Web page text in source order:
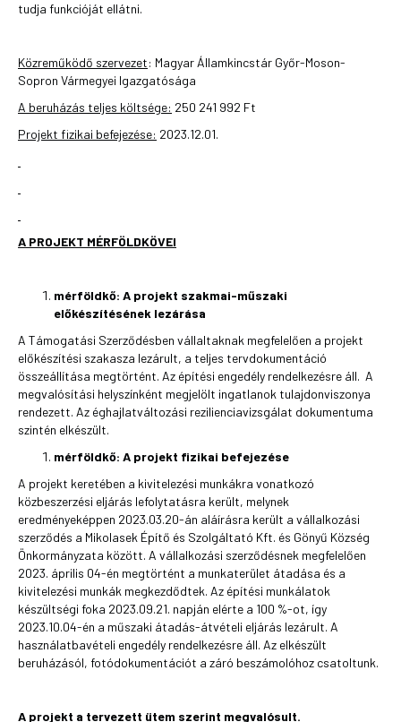
tudja funkcióját ellátni.
Közreműködő szervezet: Magyar Államkincstár Győr-Moson-
Sopron Vármegyei Igazgatósága
A beruházás teljes költsége: 250 241 992 Ft
Projekt fizikai befejezése: 2023.12.01.
A PROJEKT MÉRFÖLDKÖVEI
mérföldkő: A projekt szakmai-műszaki
előkészítésének lezárása
A Támogatási Szerződésben vállaltaknak megfelelően a projekt
előkészítési szakasza lezárult, a teljes tervdokumentáció
összeállítása megtörtént. Az építési engedély rendelkezésre áll. A
megvalósítási helyszínként megjelölt ingatlanok tulajdonviszonya
rendezett. Az éghajlatváltozási rezilienciavizsgálat dokumentuma
szintén elkészült.
mérföldkő: A projekt fizikai befejezése
A projekt keretében a kivitelezési munkákra vonatkozó
közbeszerzési eljárás lefolytatásra került, melynek
eredményeképpen 2023.03.20-án aláírásra került a vállalkozási
szerződés a Mikolasek Építő és Szolgáltató Kft. és Gönyű Község
Önkormányzata között. A vállalkozási szerződésnek megfelelően
2023. április 04-én megtörtént a munkaterület átadása és a
kivitelezési munkák megkezdődtek. Az építési munkálatok
készültségi foka 2023.09.21. napján elérte a 100 %-ot, így
2023.10.04-én a műszaki átadás-átvételi eljárás lezárult. A
használatbavételi engedély rendelkezésre áll. Az elkészült
beruházásól, fotódokumentációt a záró beszámolóhoz csatoltunk.
A projekt a tervezett ütem szerint megvalósult.